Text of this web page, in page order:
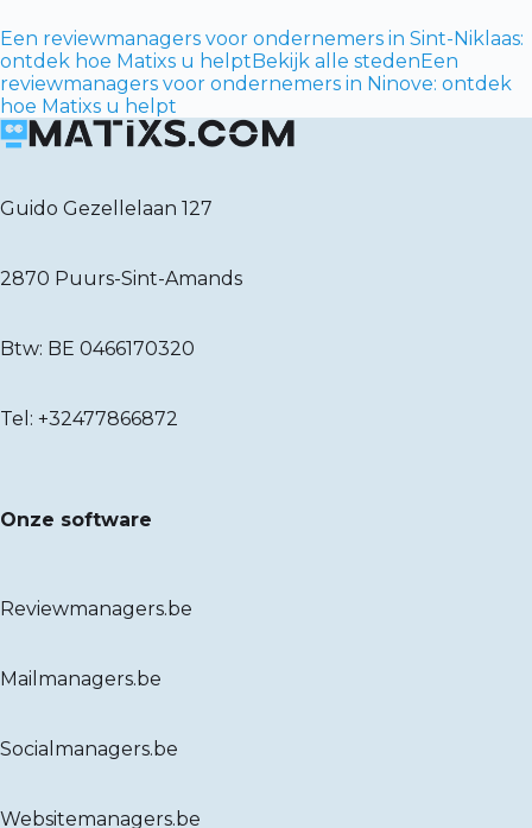
Een reviewmanagers voor ondernemers in Sint-Niklaas:
ontdek hoe Matixs u helptBekijk alle stedenEen
reviewmanagers voor ondernemers in Ninove: ontdek
hoe Matixs u helpt
Guido Gezellelaan 127
2870 Puurs-Sint-Amands
Btw: BE 0466170320
Tel: +32477866872
Onze software
Reviewmanagers.be
Mailmanagers.be
Socialmanagers.be
Websitemanagers.be